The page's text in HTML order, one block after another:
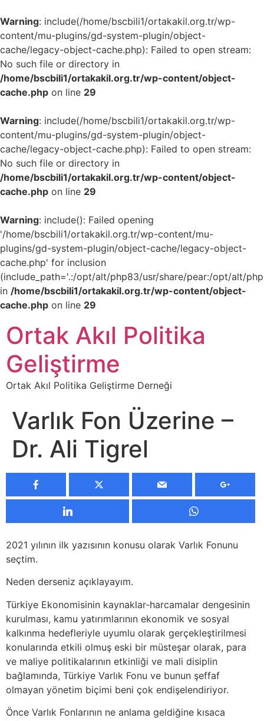
Warning: include(/home/bscbili1/ortakakil.org.tr/wp-
content/mu-plugins/gd-system-plugin/object-
cache/legacy-object-cache.php): Failed to open stream:
No such file or directory in
/home/bscbili1/ortakakil.org.tr/wp-content/object-
cache.php on line 29
Warning: include(/home/bscbili1/ortakakil.org.tr/wp-
content/mu-plugins/gd-system-plugin/object-
cache/legacy-object-cache.php): Failed to open stream:
No such file or directory in
/home/bscbili1/ortakakil.org.tr/wp-content/object-
cache.php on line 29
Warning: include(): Failed opening
'/home/bscbili1/ortakakil.org.tr/wp-content/mu-
plugins/gd-system-plugin/object-cache/legacy-object-
cache.php' for inclusion
(include_path='.:/opt/alt/php83/usr/share/pear:/opt/alt/
in /home/bscbili1/ortakakil.org.tr/wp-content/object-
cache.php on line 29
Ortak Akıl Politika
Geliştirme
Ortak Akıl Politika Geliştirme Derneği
Varlık Fon Üzerine –
Dr. Ali Tigrel
2021 yılının ilk yazısının konusu olarak Varlık Fonunu
seçtim.
Neden derseniz açıklayayım.
Türkiye Ekonomisinin kaynaklar-harcamalar dengesinin
kurulması, kamu yatırımlarının ekonomik ve sosyal
kalkınma hedefleriyle uyumlu olarak gerçekleştirilmesi
konularında etkili olmuş eski bir müsteşar olarak, para
ve maliye politikalarının etkinliği ve mali disiplin
bağlamında, Türkiye Varlık Fonu ve bunun şeffaf
olmayan yönetim biçimi beni çok endişelendiriyor.
Önce Varlık Fonlarının ne anlama geldiğine kısaca